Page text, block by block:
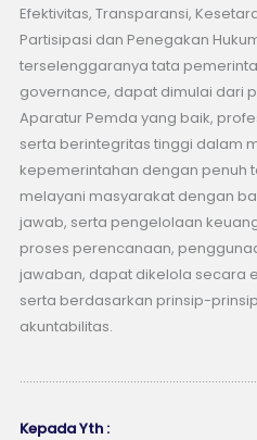
Efektivitas, Transparansi,
Partisipasi dan Penegakan
terselenggaranya tata
governance, dapat dimulai dari
Aparatur Pemda yang baik,
serta berintegritas tinggi dalam
kepemerintahan dengan penuh
melayani masyarakat dengan
jawab, serta pengelolaan
proses perencanaan,
jawaban, dapat dikelola secara
serta berdasarkan prinsip-
akuntabilitas.
Kepada Yth :